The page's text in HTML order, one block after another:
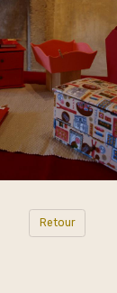
Retour